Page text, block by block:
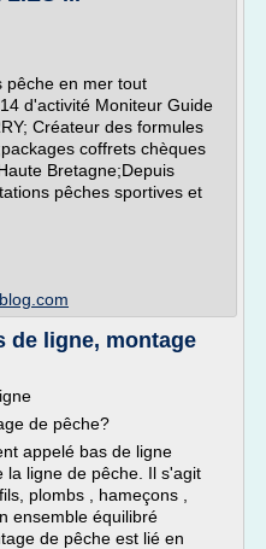
pêche en mer tout
d'activité Moniteur Guide
Créateur des formules
coffrets chèques
Bretagne;Depuis
pêches sportives et
de ligne, montage
de pêche?
appelé bas de ligne
la ligne de pêche. Il s'agit
plombs , hameçons ,
ensemble équilibré
de pêche est lié en